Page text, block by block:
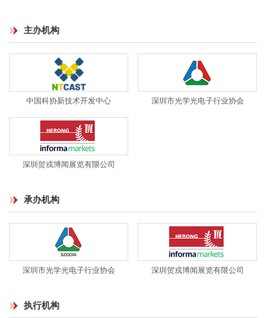
主办机构
中国科协新技术开发中心 深圳市光学光电子行业协会
深圳贺戎博闻展览有限公司
承办机构
深圳市光学光电子行业协会 深圳贺戎博闻展览有限公司
执行机构